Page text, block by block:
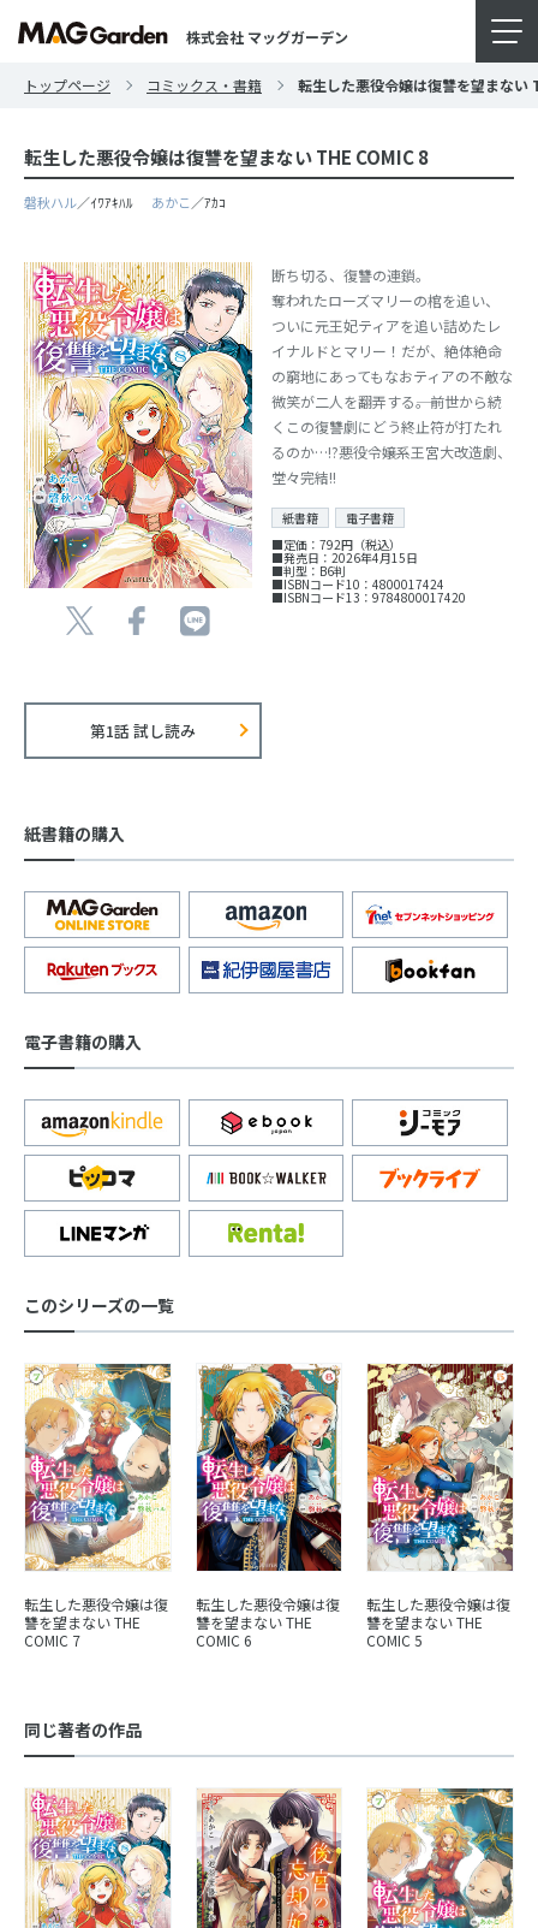
株式会社 マッグガーデン
トップページ コミックス・書籍 転生した悪役令嬢は復讐を望まない
転生した悪役令嬢は復讐を望まない THE COMIC 8
磐秋ハル／ｲﾜｱｷﾊﾙ あかこ ／ｱｶｺ
断ち切る、復讐の連鎖。
奪われたローズマリーの棺を追い、
ついに元王妃ティアを追い詰めたレ
イナルドとマリー！だが、絶体絶命
の窮地にあってもなおティアの不敵な
微笑が二人を翻弄する――。前世から続
くこの復讐劇にどう終止符が打たれ
るのか…!?悪役令嬢系王宮大改造劇、
堂々完結!!
紙書籍
電子書籍
■定価：792円（税込）
■発売日：2026年4月15日
■判型：B6判
■ISBNコード10：4800017424
■ISBNコード13：9784800017420
第1話 試し読み
紙書籍の購入
電子書籍の購入
このシリーズの一覧
転生した悪役令嬢は復
讐を望まない THE
COMIC 7
転生した悪役令嬢は復
讐を望まない THE
COMIC 6
転生した悪役令嬢は復
讐を望まない THE
COMIC 5
同じ著者の作品